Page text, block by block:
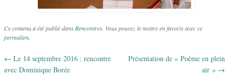
Ce contenu a été publié dansRencontres. Vous pouvez le mettre en favoris avecce
permalien.
Navigation des articles
← Le 14 septembre 2016 : rencontre
avec Dominique Borée
Présentation de « Poème en plein
air » →